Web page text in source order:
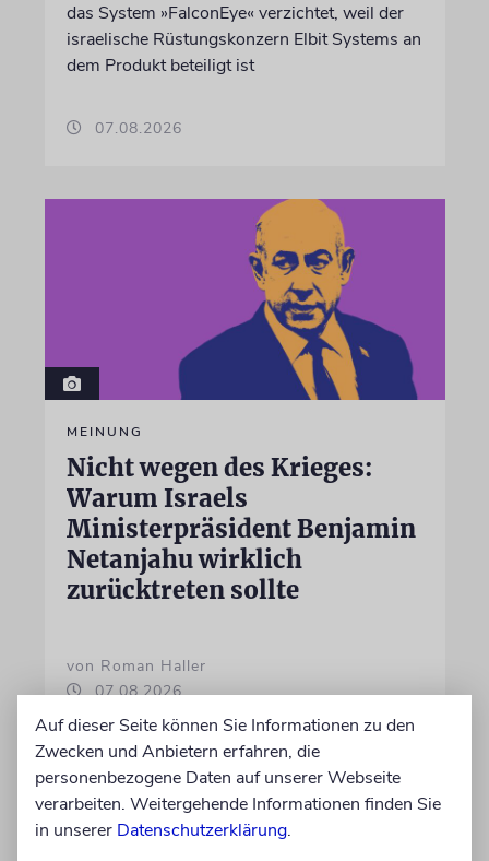
das System »FalconEye« verzichtet, weil der
israelische Rüstungskonzern Elbit Systems an
dem Produkt beteiligt ist
07.08.2026
MEINUNG
Nicht wegen des Krieges:
Warum Israels
Ministerpräsident Benjamin
Netanjahu wirklich
zurücktreten sollte
von Roman Haller
07.08.2026
Auf dieser Seite können Sie Informationen zu den
Zwecken und Anbietern erfahren, die
personenbezogene Daten auf unserer Webseite
verarbeiten. Weitergehende Informationen finden Sie
in unserer Datenschutzerklärung.